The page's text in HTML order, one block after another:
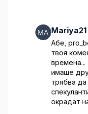
Mariya21
Абе,
твоя
времена...
имаше
трябва
окрадат